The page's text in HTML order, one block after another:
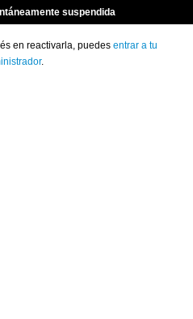
suspendida
en reactivarla, puedes entrar a tu
.